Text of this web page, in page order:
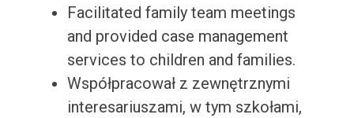
Facilitated family team meetings
and provided case management
services to children and families.
Współpracował z zewnętrznymi
interesariuszami, w tym szkołami,